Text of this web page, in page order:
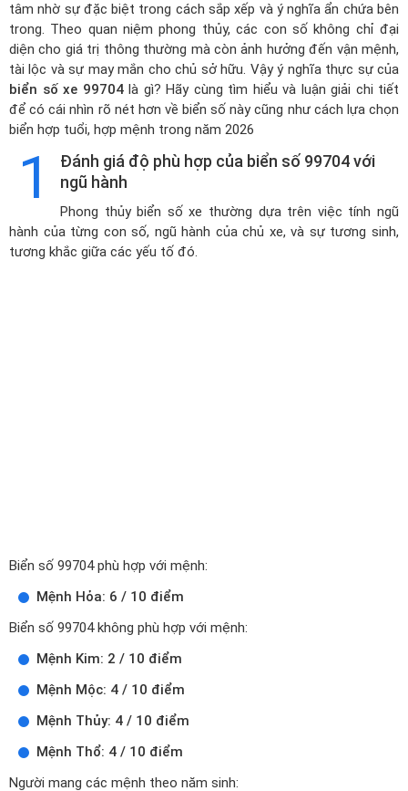
tâm nhờ sự đặc biệt trong cách sắp xếp và ý nghĩa ẩn chứa bên
trong. Theo quan niệm phong thủy, các con số không chỉ đại
diện cho giá trị thông thường mà còn ảnh hưởng đến vận mệnh,
tài lộc và sự may mắn cho chủ sở hữu. Vậy ý nghĩa thực sự của
biển số xe 99704là gì? Hãy cùng tìm hiểu và luận giải chi tiết
để có cái nhìn rõ nét hơn về biển số này cũng như cách lựa chọn
biển hợp tuổi, hợp mệnh trong năm 2026
1
Đánh giá độ phù hợp của biển số 99704 với
ngũ hành
Phong thủy biển số xe thường dựa trên việc tính ngũ
hành của từng con số, ngũ hành của chủ xe, và sự tương sinh,
tương khắc giữa các yếu tố đó.
Biển số 99704 phù hợp với mệnh:
Mệnh Hỏa: 6 / 10 điểm
Biển số 99704 không phù hợp với mệnh:
Mệnh Kim: 2 / 10 điểm
Mệnh Mộc: 4 / 10 điểm
Mệnh Thủy: 4 / 10 điểm
Mệnh Thổ: 4 / 10 điểm
Người mang các mệnh theo năm sinh: